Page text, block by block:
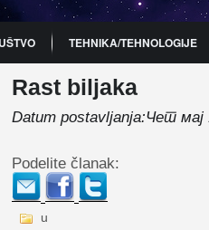
TEHNIKA/TEHNOLOGIJE
KNJIGA
Rast biljaka
Datum postavljanja:Чет мај
Podelite članak:
u